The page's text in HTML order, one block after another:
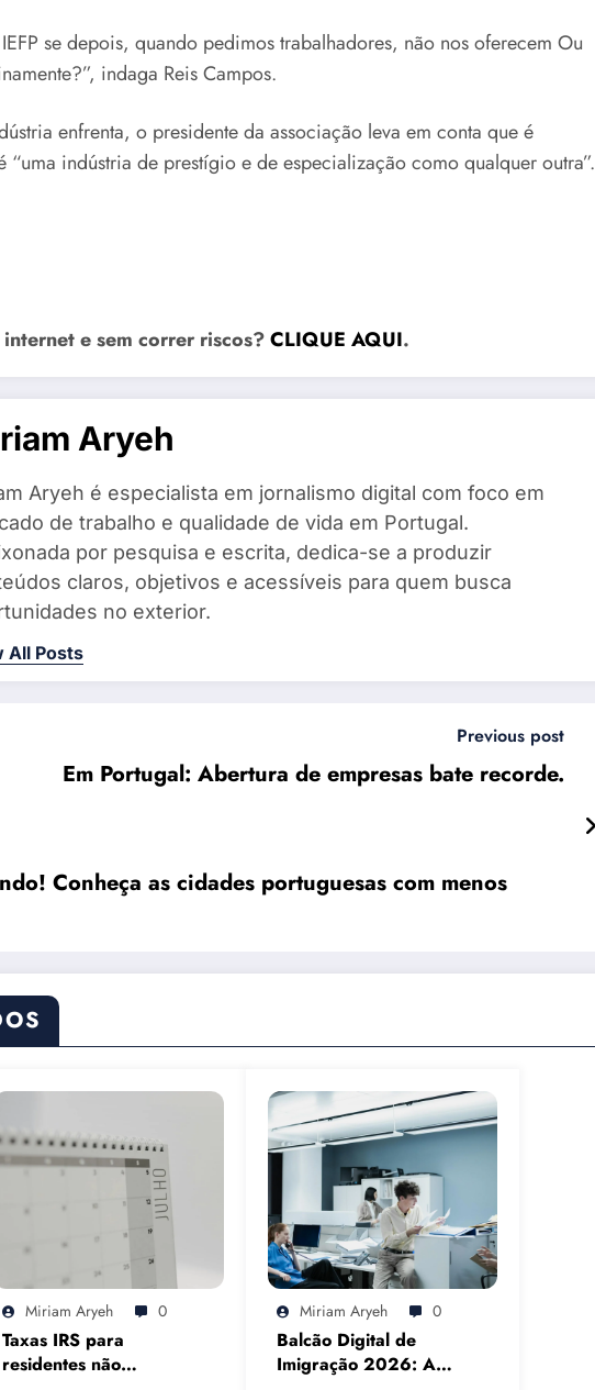
se depois, quando pedimos trabalhadores, não nos oferecem Ou
indaga Reis Campos.
enfrenta, o presidente da associação leva em conta que é
“uma indústria de prestígio e de especialização como qualquer outra”.
e sem correr riscos?CLIQUE AQUI.
Aryeh
Aryeh é especialista em jornalismo digital com foco em
de trabalho e qualidade de vida em Portugal.
por pesquisa e escrita, dedica-se a produzir
claros, objetivos e acessíveis para quem busca
no exterior.
All Posts
Previous post
Em Portugal: Abertura de empresas bate recorde.
Conheça as cidades portuguesas com menos
Miriam Aryeh 0
Taxas IRS para
residentes não
Miriam Aryeh 0
Balcão Digital de
Imigração 2026: A